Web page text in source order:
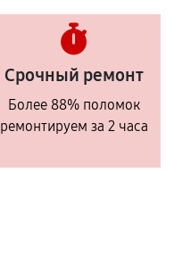
Срочный ремонт
Более 88% поломок
ремонтируем за 2 часа